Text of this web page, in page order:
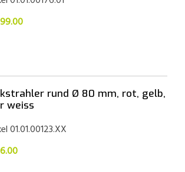
rund Ø 80 mm, rot, gelb,
weiss
01.01.00123.XX